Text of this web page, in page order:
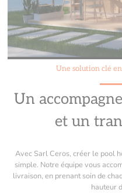
Une solution clé
Un
et un
Avec Sarl Ceros, créer le pool
simple. Notre équipe vous
livraison, en prenant soin de
hauteur